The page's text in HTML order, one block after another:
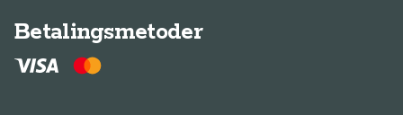
Betalingsmetoder